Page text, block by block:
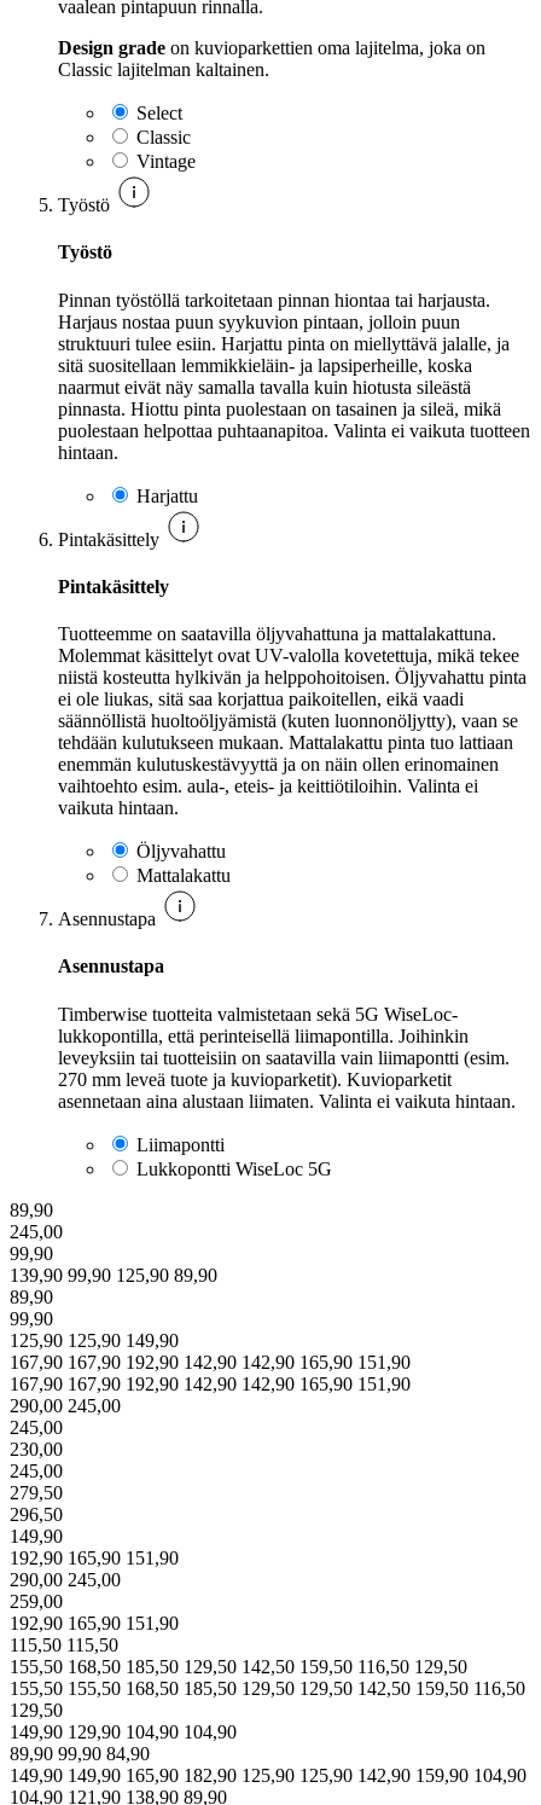
vaalean pintapuun rinnalla.
Design grade on kuvioparkettien oma lajitelma, joka on
Classic lajitelman kaltainen.
Select
Classic
Vintage
Työstö
Työstö
Pinnan työstöllä tarkoitetaan pinnan hiontaa tai harjausta.
Harjaus nostaa puun syykuvion pintaan, jolloin puun
struktuuri tulee esiin. Harjattu pinta on miellyttävä jalalle, ja
sitä suositellaan lemmikkieläin- ja lapsiperheille, koska
naarmut eivät näy samalla tavalla kuin hiotusta sileästä
pinnasta. Hiottu pinta puolestaan on tasainen ja sileä, mikä
puolestaan helpottaa puhtaanapitoa. Valinta ei vaikuta tuotteen
hintaan.
Harjattu
Pintakäsittely
Pintakäsittely
Tuotteemme on saatavilla öljyvahattuna ja mattalakattuna.
Molemmat käsittelyt ovat UV-valolla kovetettuja, mikä tekee
niistä kosteutta hylkivän ja helppohoitoisen. Öljyvahattu pinta
ei ole liukas, sitä saa korjattua paikoitellen, eikä vaadi
säännöllistä huoltoöljyämistä (kuten luonnonöljytty), vaan se
tehdään kulutukseen mukaan. Mattalakattu pinta tuo lattiaan
enemmän kulutuskestävyyttä ja on näin ollen erinomainen
vaihtoehto esim. aula-, eteis- ja keittiötiloihin. Valinta ei
vaikuta hintaan.
Öljyvahattu
Mattalakattu
Asennustapa
Asennustapa
Timberwise tuotteita valmistetaan sekä 5G WiseLoc-
lukkopontilla, että perinteisellä liimapontilla. Joihinkin
leveyksiin tai tuotteisiin on saatavilla vain liimapontti (esim.
270 mm leveä tuote ja kuvioparketit). Kuvioparketit
asennetaan aina alustaan liimaten. Valinta ei vaikuta hintaan.
Liimapontti
Lukkopontti WiseLoc 5G
89,90
245,00
99,90
139,90 99,90 125,90 89,90
89,90
99,90
125,90 125,90 149,90
167,90 167,90 192,90 142,90 142,90 165,90 151,90
167,90 167,90 192,90 142,90 142,90 165,90 151,90
290,00 245,00
245,00
230,00
245,00
279,50
296,50
149,90
192,90 165,90 151,90
290,00 245,00
259,00
192,90 165,90 151,90
115,50 115,50
155,50 168,50 185,50 129,50 142,50 159,50 116,50 129,50
155,50 155,50 168,50 185,50 129,50 129,50 142,50 159,50 116,50
129,50
149,90 129,90 104,90 104,90
89,90 99,90 84,90
149,90 149,90 165,90 182,90 125,90 125,90 142,90 159,90 104,90
104,90 121,90 138,90 89,90